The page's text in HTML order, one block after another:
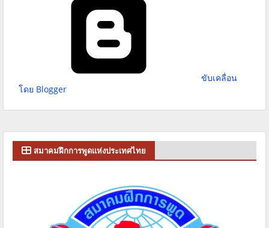
ขับเคลื่อน
โดย Blogger
สมาคมฝึกการพูดแห่งประเทศไทย